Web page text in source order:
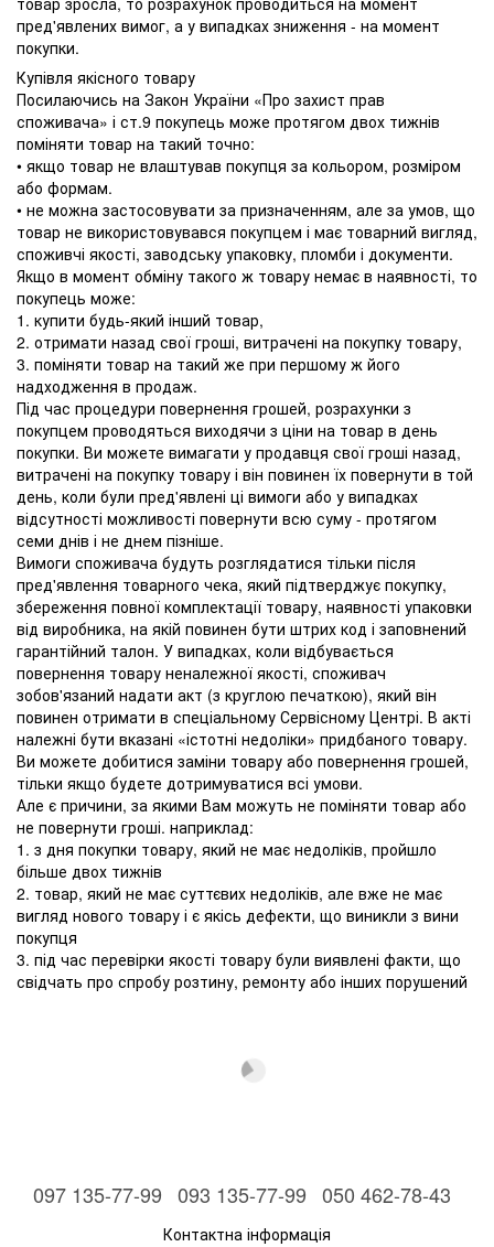
пред'явлених вимог, а у випадках зниження - на момент
покупки.
Купівля якісного товару
Посилаючись на Закон України «Про захист прав
споживача» і ст.9 покупець може протягом двох тижнів
поміняти товар на такий точно:
• якщо товар не влаштував покупця за кольором, розміром
або формам.
• не можна застосовувати за призначенням, але за умов, що
товар не використовувався покупцем і має товарний вигляд,
споживчі якості, заводську упаковку, пломби і документи.
Якщо в момент обміну такого ж товару немає в наявності, то
покупець може:
1. купити будь-який інший товар,
2. отримати назад свої гроші, витрачені на покупку товару,
3. поміняти товар на такий же при першому ж його
надходження в продаж.
Під час процедури повернення грошей, розрахунки з
покупцем проводяться виходячи з ціни на товар в день
покупки. Ви можете вимагати у продавця свої гроші назад,
витрачені на покупку товару і він повинен їх повернути в той
день, коли були пред'явлені ці вимоги або у випадках
відсутності можливості повернути всю суму - протягом
семи днів і не днем ​​пізніше.
Вимоги споживача будуть розглядатися тільки після
пред'явлення товарного чека, який підтверджує покупку,
збереження повної комплектації товару, наявності упаковки
від виробника, на якій повинен бути штрих код і заповнений
гарантійний талон. У випадках, коли відбувається
повернення товару неналежної якості, споживач
зобов'язаний надати акт (з круглою печаткою), який він
повинен отримати в спеціальному Сервісному Центрі. В акті
належні бути вказані «істотні недоліки» придбаного товару.
Ви можете добитися заміни товару або повернення грошей,
тільки якщо будете дотримуватися всі умови.
Але є причини, за якими Вам можуть не поміняти товар або
не повернути гроші. наприклад:
1. з дня покупки товару, який не має недоліків, пройшло
більше двох тижнів
2. товар, який не має суттєвих недоліків, але вже не має
вигляд нового товару і є якісь дефекти, що виникли з вини
покупця
3. під час перевірки якості товару були виявлені факти, що
свідчать про спробу розтину, ремонту або інших порушений
097 135-77-99 093 135-77-99 050 462-78-43
Контактна інформація